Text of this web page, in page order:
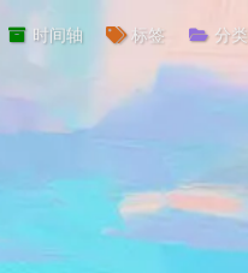
时间轴 标签 分类